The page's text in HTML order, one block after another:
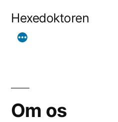
Hexedoktoren
Om os